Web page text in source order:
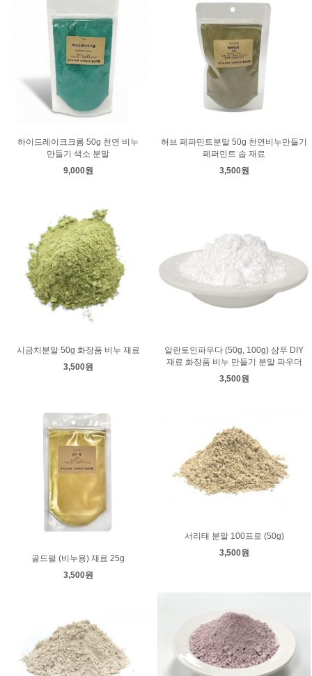
하이드레이크크롬 50g 천연 비누
만들기 색소 분말
9,000원
허브 페파민트분말 50g 천연비누만들기
페퍼민트 솝 재료
3,500원
시금치분말 50g 화장품 비누 재료
3,500원
알란토인파우다 (50g, 100g) 샴푸 DIY
재료 화장품 비누 만들기 분말 파우더
3,500원
골드펄 (비누용) 재료 25g
3,500원
서리태 분말 100프로 (50g)
3,500원